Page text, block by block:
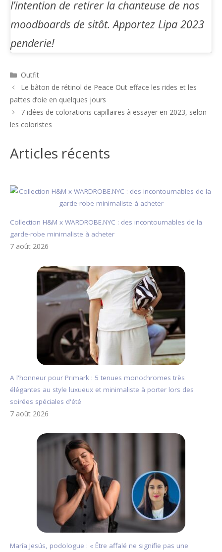
l’intention de retirer la chanteuse de nos
moodboards de sitôt. Apportez Lipa 2023
penderie!
Catégories
Outfit
Navigation
des
articles
Le bâton de rétinol de Peace Out efface les rides et les
pattes d’oie en quelques jours
7 idées de colorations capillaires à essayer en 2023, selon
les coloristes
Articles récents
Collection H&M x WARDROBE.NYC : des incontournables de la
garde-robe minimaliste à acheter
7 août 2026
A l'honneur pour Primark : 5 tenues monochromes très
élégantes au style luxueux et minimaliste à porter lors des
soirées spéciales d'été
7 août 2026
María Jesús, podologue : « Être affalé ne signifie pas une